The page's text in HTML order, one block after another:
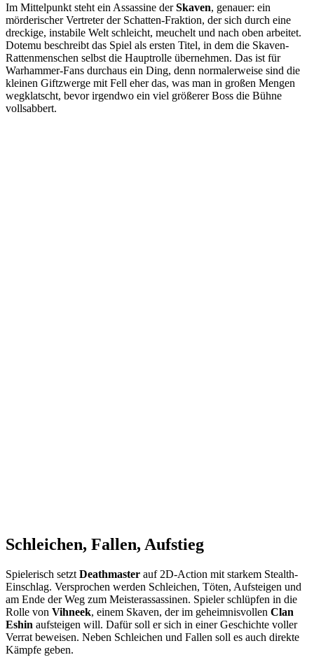
Im Mittelpunkt steht ein Assassine derSkaven, genauer: ein
mörderischer Vertreter der Schatten-Fraktion, der sich durch eine
dreckige, instabile Welt schleicht, meuchelt und nach oben arbeitet.
Dotemu beschreibt das Spiel als ersten Titel, in dem die Skaven-
Rattenmenschen selbst die Hauptrolle übernehmen. Das ist für
Warhammer-Fans durchaus ein Ding, denn normalerweise sind die
kleinen Giftzwerge mit Fell eher das, was man in großen Mengen
wegklatscht, bevor irgendwo ein viel größerer Boss die Bühne
vollsabbert.
Schleichen, Fallen, Aufstieg
Spielerisch setzt Deathmaster auf 2D-Action mit starkem Stealth-
Einschlag. Versprochen werden Schleichen, Töten, Aufsteigen und
am Ende der Weg zum Meisterassassinen. Spieler schlüpfen in die
Rolle von Vihneek, einem Skaven, der im geheimnisvollen Clan
Eshin aufsteigen will. Dafür soll er sich in einer Geschichte voller
Verrat beweisen. Neben Schleichen und Fallen soll es auch direkte
Kämpfe geben.